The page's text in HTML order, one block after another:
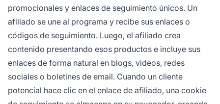
promocionales y enlaces de seguimiento únicos. Un
afiliado se une al programa y recibe sus enlaces o
códigos de seguimiento. Luego, el afiliado crea
contenido presentando esos productos e incluye sus
enlaces de forma natural en blogs, videos, redes
sociales o boletines de email. Cuando un cliente
potencial hace clic en el enlace de afiliado, una cookie